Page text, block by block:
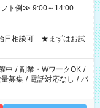
始日相談可 ★まずはお試
中 / 副業・WワークOK /
募集 / 電話対応なし / パ